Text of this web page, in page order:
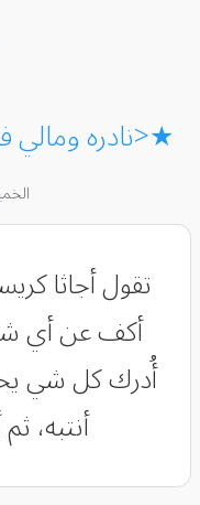
★<نادره
الخميس،
تقول أجاثا
أكف عن أي
أُدرك كل شي
أنتبه،